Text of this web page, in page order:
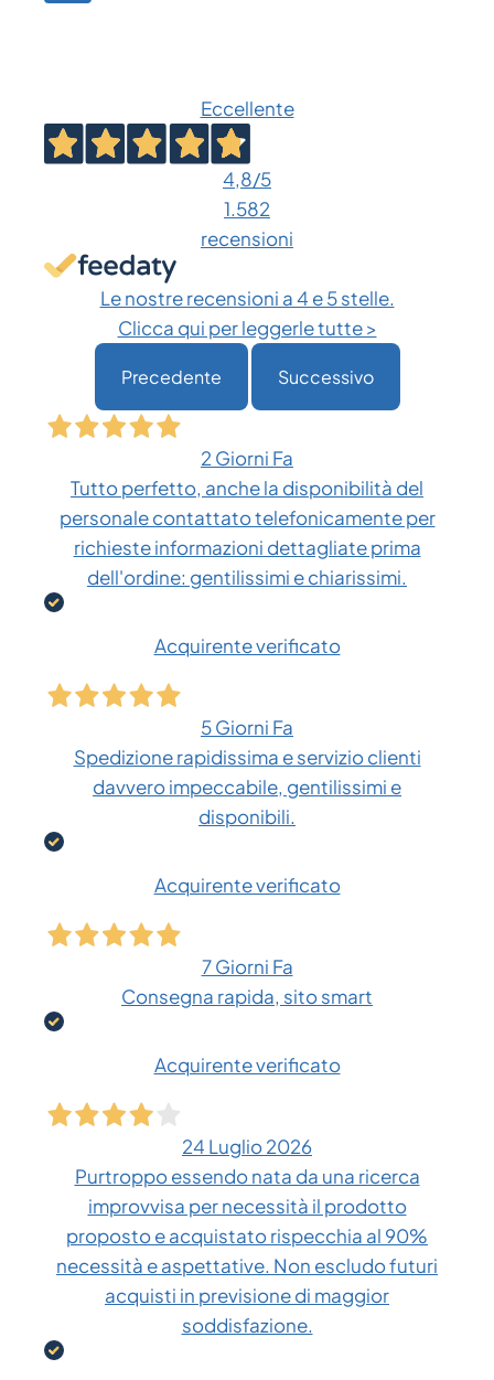
Eccellente
4,8/5
1.582
recensioni
Le nostre recensioni a 4 e 5 stelle.
Clicca qui per leggerle tutte >
Precedente Successivo
2 Giorni Fa
Tutto perfetto, anche la disponibilità del
personale contattato telefonicamente per
richieste informazioni dettagliate prima
dell'ordine: gentilissimi e chiarissimi.
Acquirente verificato
5 Giorni Fa
Spedizione rapidissima e servizio clienti
davvero impeccabile, gentilissimi e
disponibili.
Acquirente verificato
7 Giorni Fa
Consegna rapida, sito smart
Acquirente verificato
24 Luglio 2026
Purtroppo essendo nata da una ricerca
improvvisa per necessità il prodotto
proposto e acquistato rispecchia al 90%
necessità e aspettative. Non escludo futuri
acquisti in previsione di maggior
soddisfazione.